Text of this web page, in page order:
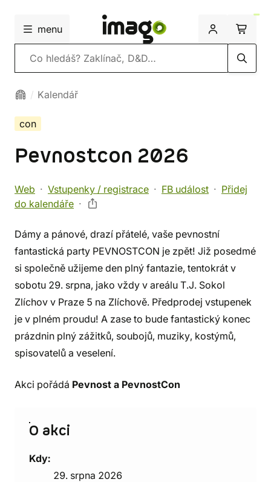
menu
Vyhledávání
Kalendář
con
Pevnostcon 2026
Web Vstupenky / registrace FB událost
Přidej
do kalendáře
Dámy a pánové, drazí přátelé, vaše pevnostní
fantastická party PEVNOSTCON je zpět! Již posedmé
si společně užijeme den plný fantazie, tentokrát v
sobotu 29. srpna, jako vždy v areálu T.J. Sokol
Zlíchov v Praze 5 na Zlíchově. Předprodej vstupenek
je v plném proudu! A zase to bude fantastický konec
prázdnin plný zážitků, soubojů, muziky, kostýmů,
spisovatelů a veselení.
Akci pořádá Pevnost a PevnostCon
O akci
Kdy:
29. srpna 2026